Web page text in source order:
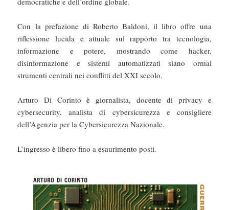
Con la prefazione di Roberto Baldoni, il libro offre una
riflessione lucida e attuale sul rapporto tra tecnologia,
informazione e potere, mostrando come hacker,
disinformazione e sistemi automatizzati siano ormai
strumenti centrali nei conflitti del XXI secolo.
Arturo Di Corinto è giornalista, docente di privacy e
cybersecurity, analista di cybersicurezza e consigliere
dell’Agenzia per la Cybersicurezza Nazionale.
L’ingresso è libero fino a esaurimento posti.